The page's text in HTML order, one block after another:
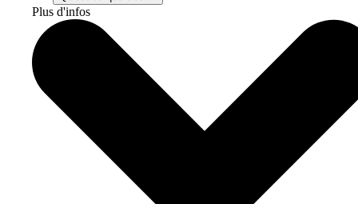
Plus d'infos